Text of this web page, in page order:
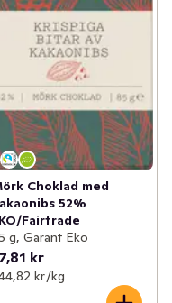
Choklad med
52%
Fairtrade
g, Garant Eko
kr
kr /kg